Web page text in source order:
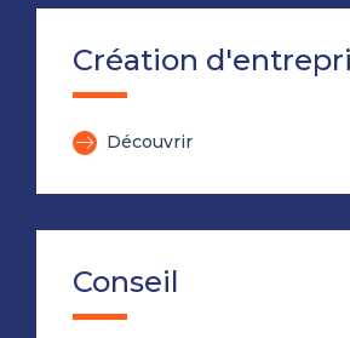
Création
Découvrir
Conseil